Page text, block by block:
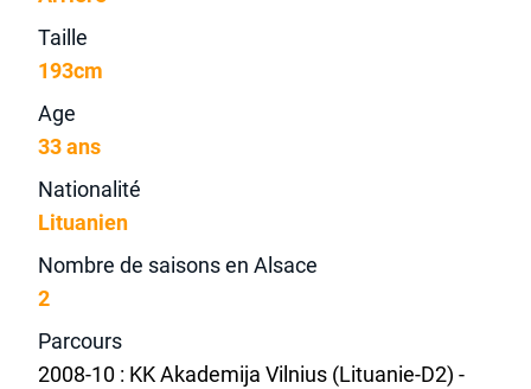
Taille
193cm
Age
33 ans
Nationalité
Lituanien
Nombre de saisons en Alsace
2
Parcours
2008-10 : KK Akademija Vilnius (Lituanie-D2) -